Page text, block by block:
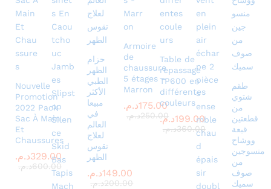
Nouvelle
Promotion
2022 Pack
Sac À Main
Et
Chaussures
329.00د.م.
600.00د.م.
حزام
الظهر
الطبي
الأكثر
مبيعا
في
العالم
لعلاج
تقوس
الظهر
149.00د.م.
200.00د.م.
Armoire
de
chaussure
5 étages –
Marron
175.00د.م.
250.00د.م.
Table de
repassage
TP600 en
différentes
couleurs
199.00د.م.
360.00د.م.
طقم
شتوي
من
قطعتين
قبعة
ووشاح
منسوجين
من
صوف
سميك